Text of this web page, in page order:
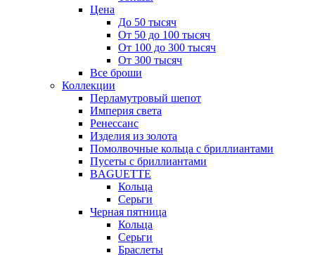
Цена
До 50 тысяч
От 50 до 100 тысяч
От 100 до 300 тысяч
От 300 тысяч
Все броши
Коллекции
Перламутровый шепот
Империя света
Ренессанс
Изделия из золота
Помолвочные кольца с бриллиантами
Пусеты с бриллиантами
BAGUETTE
Кольца
Серьги
Черная пятница
Кольца
Серьги
Браслеты